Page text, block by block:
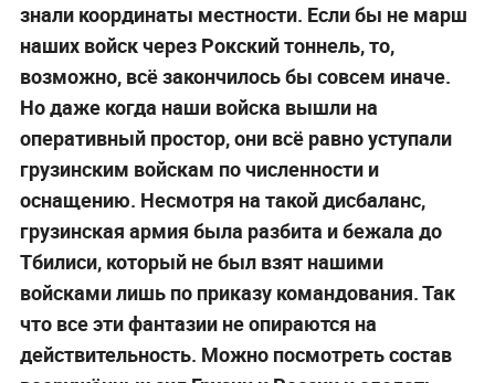
знали координаты местности. Если бы не марш
наших войск через Рокский тоннель, то,
возможно, всё закончилось бы совсем иначе.
Но даже когда наши войска вышли на
оперативный простор, они всё равно уступали
грузинским войскам по численности и
оснащению. Несмотря на такой дисбаланс,
грузинская армия была разбита и бежала до
Тбилиси, который не был взят нашими
войсками лишь по приказу командования. Так
что все эти фантазии не опираются на
действительность. Можно посмотреть состав